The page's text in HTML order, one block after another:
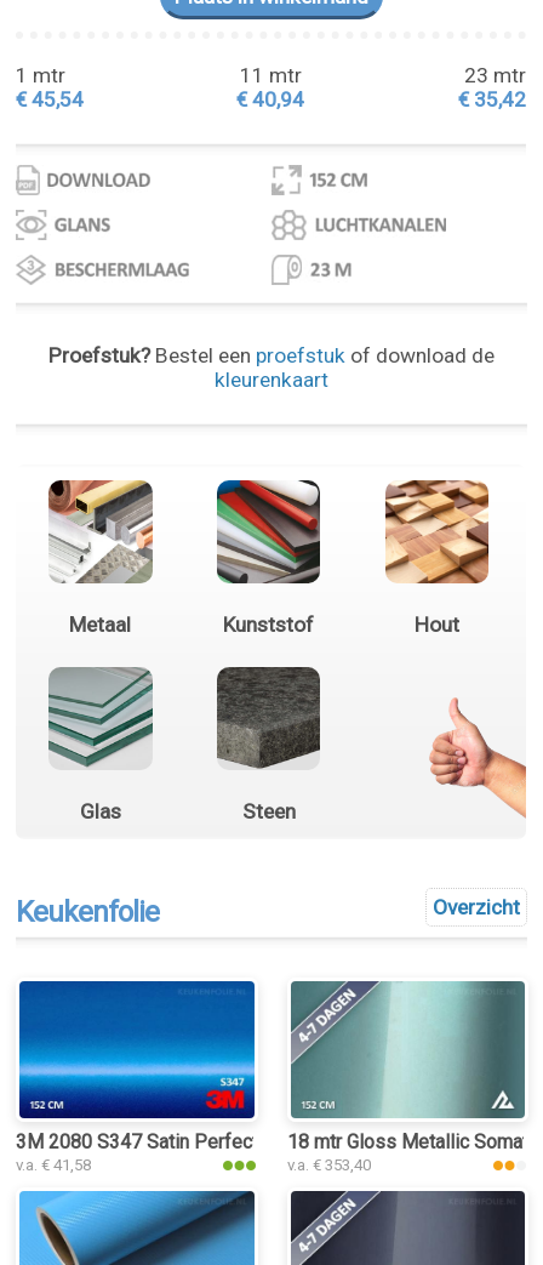
1 mtr
€ 45,54
11 mtr
€ 40,94
23 mtr
€ 35,42
Proefstuk?Bestel een proefstukof download de
kleurenkaart
Metaal Kunststof Hout
Glas Steen
Overzicht
Keukenfolie
3M 2080 S347 Satin Perfect Blue keukenfolie
v.a. € 41,58
18 mtr Gloss Metallic
v.a. € 353,40